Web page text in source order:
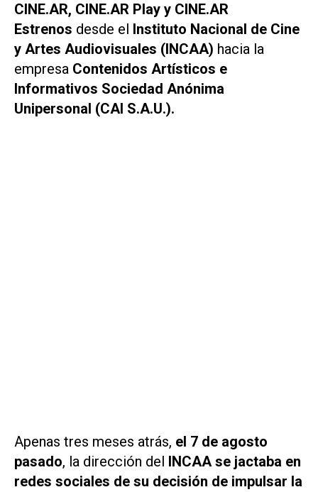
CINE.AR, CINE.AR Play y CINE.AR
Estrenos desde el Instituto Nacional de Cine
y Artes Audiovisuales (INCAA) hacia la
empresa Contenidos Artísticos e
Informativos Sociedad Anónima
Unipersonal (CAI S.A.U.).
Apenas tres meses atrás, el 7 de agosto
pasado, la dirección del INCAA se jactaba en
redes sociales de su decisión de impulsar la